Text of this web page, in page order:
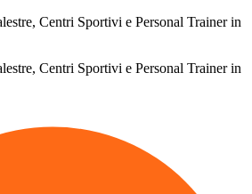
Centri Sportivi e Personal Trainer in
Centri Sportivi e Personal Trainer in